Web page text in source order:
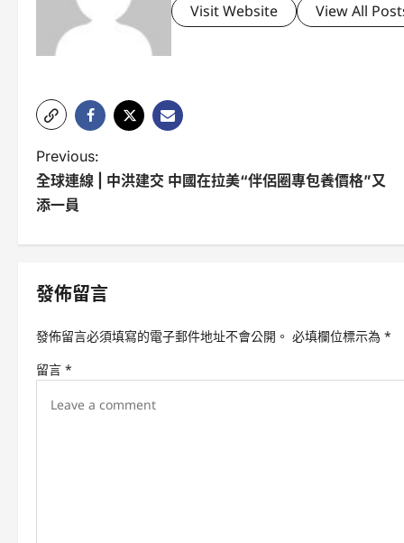
Visit Website View All
P
o
n
i
Previous:
全球連線 | 中洪建交 中國在拉美“伴侶圈專包養價格”又
添一員
發佈留言
發佈留言必須填寫的電子郵件地址不會公開。 必填欄位標示為 *
留言 *